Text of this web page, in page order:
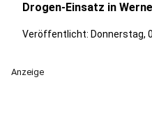
Drogen-Einsatz in
Veröffentlicht: Donnerstag,
Anzeige